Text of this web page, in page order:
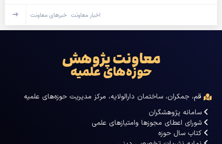
اخبار معاونت خبرهای معاونت
معاونت پژوهش
حوزه‌های علمیه
قم، جمکران، ساختمان دارالولایه، مرکز مدیریت حوزه‌های علمیه
سامانه پژوهشگران
شورای اعطای مجوزها وامتیازهای علمی
کتاب سال حوزه